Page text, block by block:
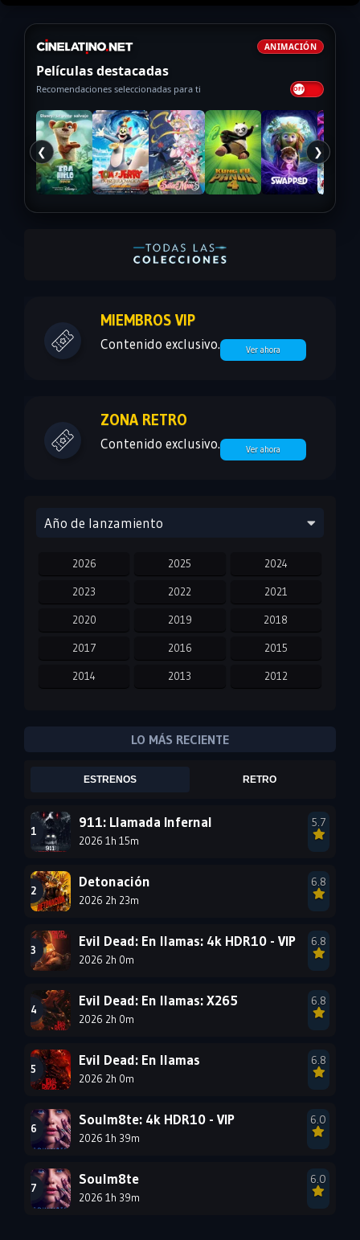
ANIMACIÓN
Películas destacadas
Recomendaciones seleccionadas para ti
❮ ❯
MIEMBROS VIP
Contenido exclusivo. Ver ahora
ZONA RETRO
Contenido exclusivo. Ver ahora
Año de lanzamiento
2026 2025 2024
2023 2022 2021
2020 2019 2018
2017 2016 2015
2014 2013 2012
1999 1998
1996
1990
1984
1978
LO MÁS RECIENTE
ESTRENOS RETRO
911: Llamada Infernal
2026 1h 15m
5.7
Detonación
2026 2h 23m
6.8
Evil Dead: En llamas: 4k HDR10 - VIP
2026 2h 0m
6.8
Evil Dead: En llamas: X265
2026 2h 0m
6.8
Evil Dead: En llamas
2026 2h 0m
6.8
Soulm8te: 4k HDR10 - VIP
2026 1h 39m
6.0
Soulm8te
2026 1h 39m
6.0